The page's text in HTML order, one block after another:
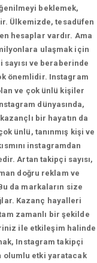
beklemek,
Ülkemizde, tesadüfen
hesaplar vardır. Ama
ulaşmak için
sayısı ve beraberinde
önemlidir. Instagram
ve çok ünlü kişiler
dünyasında,
bir hayatın da
ünlü, tanınmış kişi ve
instagramdan
Artan takipçi sayısı,
doğru reklam ve
da markaların size
Kazanç hayalleri
zamanlı bir şekilde
ile etkileşim halinde
Instagram takipçi
olumlu etki yaratacak